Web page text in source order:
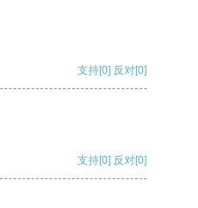
支持[0] 反对[0]
支持[0] 反对[0]